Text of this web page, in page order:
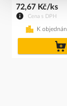
Cena s DPH
72,67 Kč/ks
K